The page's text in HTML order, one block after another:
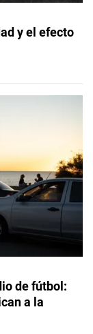
y el efecto
de fútbol:
a la